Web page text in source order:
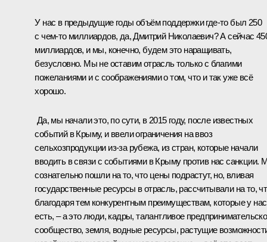
У нас в предыдущие годы объём поддержки где-то был 250
с чем-то миллиардов, да, Дмитрий Николаевич? А сейчас
миллиардов, и мы, конечно, будем это наращивать,
безусловно. Мы не оставим отрасль только с благими
пожеланиями и с соображениями о том, что и так уже всё
хорошо.
Да, мы начали это, по сути, в 2015 году, после известных
событий в Крыму, и ввели ограничения на ввоз
сельхозпродукции из-за рубежа, из стран, которые начали
вводить в связи с событиями в Крыму против нас санкции.
сознательно пошли на то, что цены подрастут, но, вливая
государственные ресурсы в отрасль, рассчитывали на то,
благодаря тем конкурентным преимуществам, которые у нас
есть, – а это люди, кадры, талантливое
сообщество, земля, водные ресурсы, растущие